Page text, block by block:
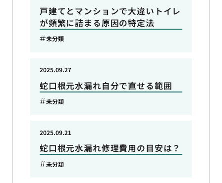
戸建てとマンションで大違いトイレ
が頻繁に詰まる原因の特定法
未分類
蛇口根元水漏れ自分で直せる範囲
2025.09.27
未分類
蛇口根元水漏れ修理費用の目安は？
2025.09.21
未分類